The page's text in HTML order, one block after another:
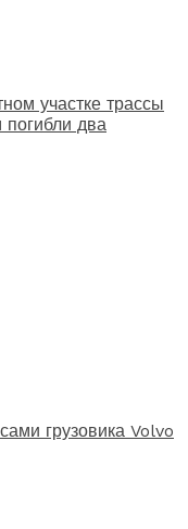
участке трассы
два
грузовика Volvo